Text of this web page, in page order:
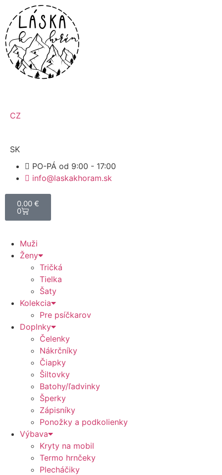
CZ
SK
PO-PÁ od 9:00 - 17:00
info@laskakhoram.sk
0.00 €
0
Muži
Ženy
Tričká
Tielka
Šaty
Kolekcia
Pre psíčkarov
Doplnky
Čelenky
Nákrčníky
Čiapky
Šiltovky
Batohy/ľadvinky
Šperky
Zápisníky
Ponožky a podkolienky
Výbava
Kryty na mobil
Termo hrnčeky
Plecháčiky